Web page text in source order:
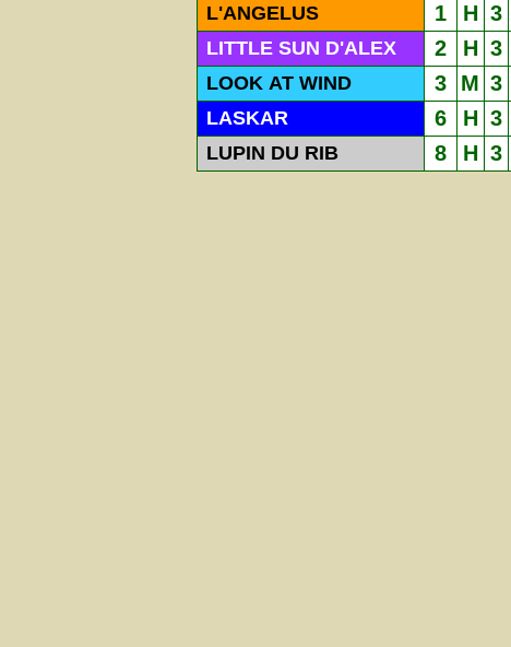
L'ANGELUS 1 H 3
LITTLE SUN D'ALEX 2 H 3
LOOK AT WIND 3 M 3
LASKAR 6 H 3
LUPIN DU RIB 8 H 3